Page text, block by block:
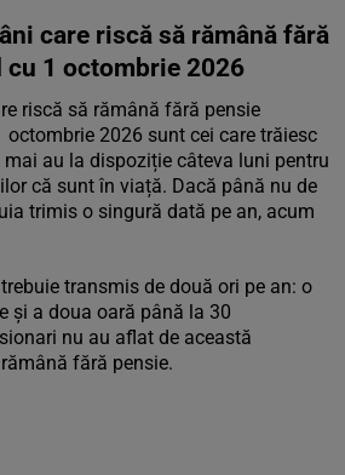
care riscă să rămână fără
cu 1 octombrie 2026
riscă să rămână fără pensie
octombrie 2026 sunt cei care trăiesc
au la dispoziție câteva luni pentru
că sunt în viață. Dacă până nu de
trimis o singură dată pe an, acum
transmis de două ori pe an: o
și a doua oară până la 30
nu au aflat de această
fără pensie.